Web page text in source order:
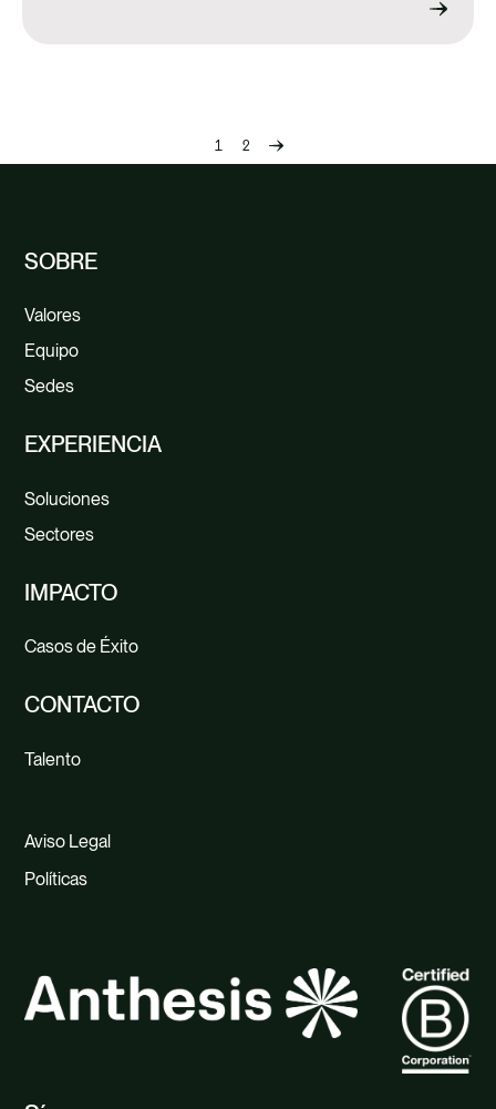
1
2
Previous
SOBRE
Valores
Equipo
Sedes
EXPERIENCIA
Soluciones
Sectores
IMPACTO
Casos de Éxito
CONTACTO
Talento
Aviso Legal
Políticas